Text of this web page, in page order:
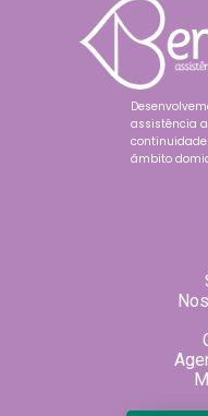
assistência
âmbito